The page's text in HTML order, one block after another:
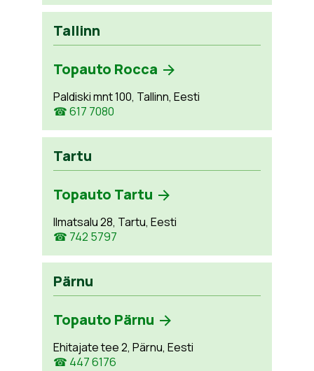
Tallinn
Topauto Rocca
Paldiski mnt 100, Tallinn, Eesti
☎ 617 7080
Tartu
Topauto Tartu
Ilmatsalu 28, Tartu, Eesti
☎ 742 5797
Pärnu
Topauto Pärnu
Ehitajate tee 2, Pärnu, Eesti
☎ 447 6176